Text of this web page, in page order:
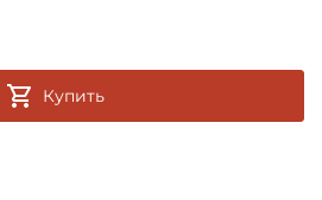
Купить